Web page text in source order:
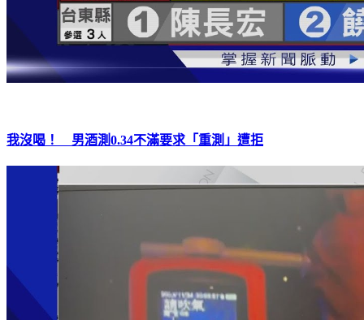
我沒喝！ 男酒測0.34不滿要求「重測」遭拒